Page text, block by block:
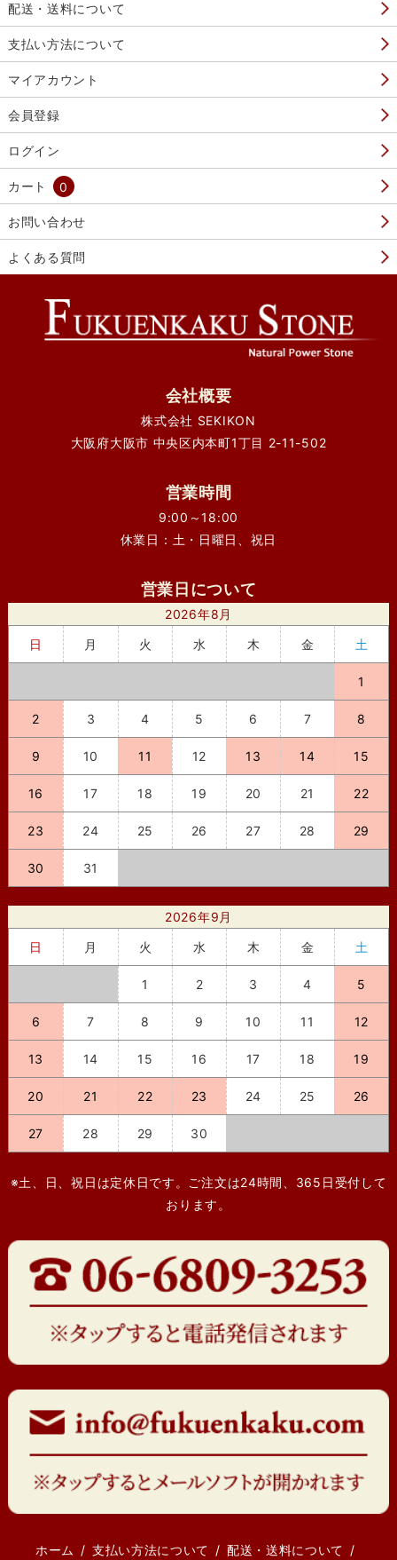
配送・送料について
支払い方法について
マイアカウント
会員登録
ログイン
カート 0
お問い合わせ
よくある質問
会社概要
株式会社 SEKIKON
大阪府大阪市 中央区内本町1丁目 2-11-502
営業時間
9:00～18:00
休業日：土・日曜日、祝日
営業日について
2026年8月
日
月 火 水 木 金 土
1
2 3 4 5 6 7 8
9 10 11 12 13 14 15
16 17 18 19 20 21 22
23 24 25 26 27 28 29
30 31
2026年9月
日
月 火 水 木 金 土
1 2 3 4 5
6 7 8 9 10 11 12
13 14 15 16 17 18 19
20 21 22 23 24 25 26
27 28 29 30
※土、日、祝日は定休日です。ご注文は24時間、365日受付して
おります。
ホーム 支払い方法について 配送・送料について